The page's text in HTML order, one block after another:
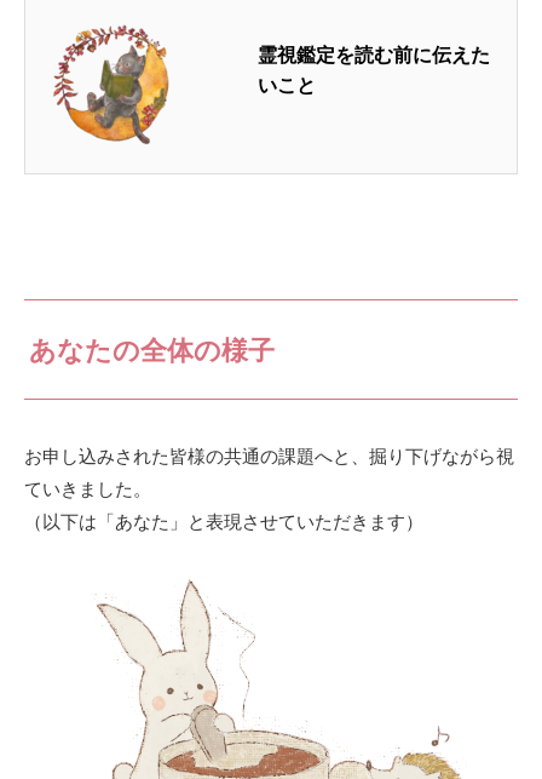
霊視鑑定を読む前に伝えた
いこと
あなたの全体の様子
お申し込みされた皆様の共通の課題へと、掘り下げながら視
ていきました。
（以下は「あなた」と表現させていただきます）